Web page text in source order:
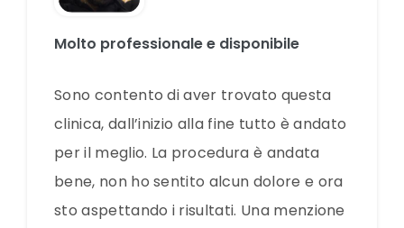
Molto professionale e disponibile
Sono contento di aver trovato questa
clinica, dall’inizio alla fine tutto è andato
per il meglio. La procedura è andata
bene, non ho sentito alcun dolore e ora
sto aspettando i risultati. Una menzione